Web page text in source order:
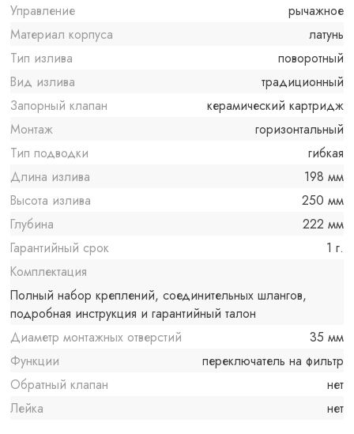
Управление
рычажное
Материал корпуса
латунь
Тип излива
поворотный
Вид излива
традиционный
Запорный клапан
керамический картридж
Монтаж
горизонтальный
Тип подводки
гибкая
Длина излива
198 мм
Высота излива
250 мм
Глубина
222 мм
Гарантийный срок
1 г.
Комплектация
Полный набор креплений, соединительных шлангов,
подробная инструкция и гарантийный талон
Диаметр монтажных отверстий
35 мм
Функции
переключатель на фильтр
Обратный клапан
нет
Лейка
нет